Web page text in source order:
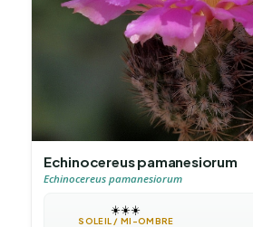
Echinocereus pamanesiorum
Echinocereus pamanesiorum
☀️☀️☀️
SOLEIL / MI-OMBRE